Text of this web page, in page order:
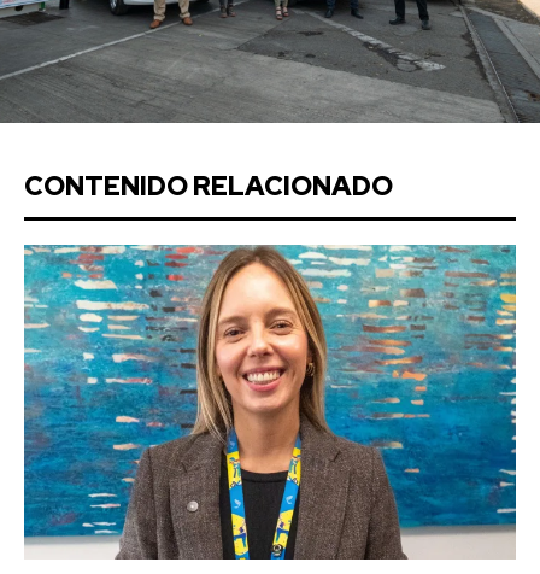
CONTENIDO RELACIONADO